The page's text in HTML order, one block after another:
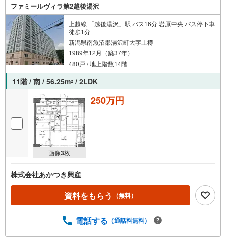
ファミールヴィラ第2越後湯沢
上越線 「越後湯沢」駅 バス16分 岩原中央 バス停下車
徒歩1分
新潟県南魚沼郡湯沢町大字土樽
1989年12月（築37年）
480戸 / 地上階数14階
11階 / 南 / 56.25m2 / 2LDK
画像3枚
250万円
株式会社あかつき興産
資料をもらう （無料）
電話する （通話料無料）